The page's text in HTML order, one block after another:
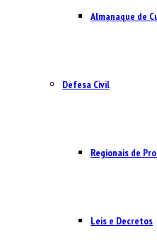
Almanaque de
Defesa Civil
Regionais de
Leis e Decretos